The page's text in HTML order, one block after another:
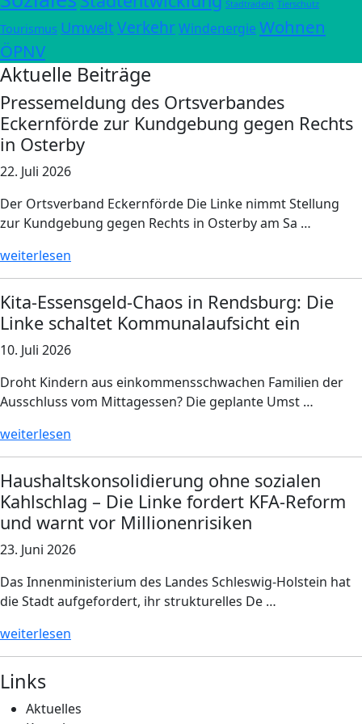
Stadtradeln Tierschutz
Tourismus Umwelt VerkehrWindenergie Wohnen
ÖPNV
Aktuelle Beiträge
Pressemeldung des Ortsverbandes
Eckernförde zur Kundgebung gegen Rechts
in Osterby
22. Juli 2026
Der Ortsverband Eckernförde Die Linke nimmt Stellung
zur Kundgebung gegen Rechts in Osterby am Sa …
weiterlesen
Kita-Essensgeld-Chaos in Rendsburg: Die
Linke schaltet Kommunalaufsicht ein
10. Juli 2026
Droht Kindern aus einkommensschwachen Familien der
Ausschluss vom Mittagessen? Die geplante Umst …
weiterlesen
Haushaltskonsolidierung ohne sozialen
Kahlschlag – Die Linke fordert KFA-Reform
und warnt vor Millionenrisiken
23. Juni 2026
Das Innenministerium des Landes Schleswig-Holstein hat
die Stadt aufgefordert, ihr strukturelles De …
weiterlesen
Links
Aktuelles